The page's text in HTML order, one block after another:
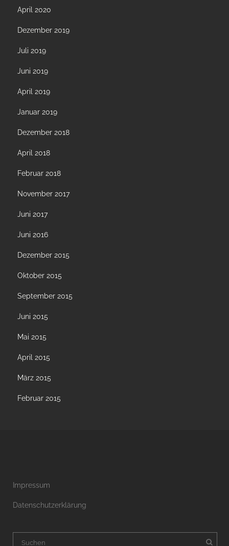
April 2020
Dezember 2019
Juli 2019
Juni 2019
April 2019
Januar 2019
Dezember 2018
April 2018
Februar 2018
November 2017
Juni 2017
Juni 2016
Dezember 2015
Oktober 2015
September 2015
Juni 2015
Mai 2015
April 2015
März 2015
Februar 2015
Impressum
Datenschutzerklärung